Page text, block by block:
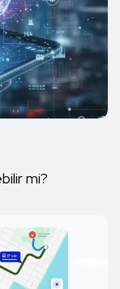
mi?